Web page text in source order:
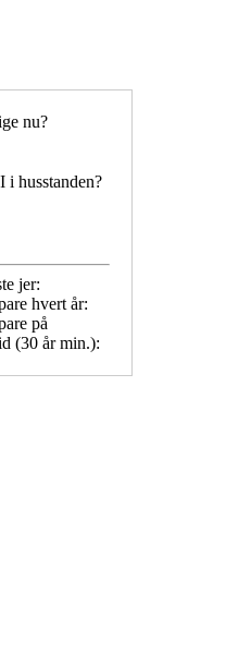
nu?
i husstanden?
jer:
hvert år:
på
(30 år min.):